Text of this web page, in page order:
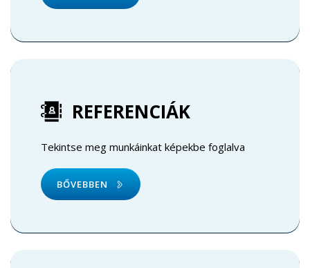
REFERENCIÁK
Tekintse meg munkáinkat képekbe foglalva
BŐVEBBEN